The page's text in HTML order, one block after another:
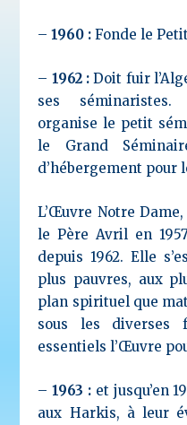
–1960 :Fonde le
– 1962 :Doit fuir
ses séminaristes.
organise le petit
le Grand
d’hébergement pour
L’Œuvre Notre
le Père Avril en
depuis 1962. Elle
plus pauvres, aux
plan spirituel que
sous les diverses
essentiels l’Œuvre
–1963 : et jusqu’en
aux Harkis, à leur